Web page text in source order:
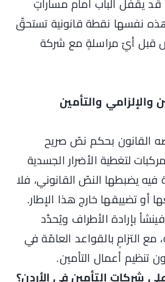
قد يقفل الباب أمام مساراتٍ
نفسها نقطة قانونية تستحقّ
قبل أيّ مراسلةٍ مع شركة
والإلزامي والتأمين
القانون بحكم نصّ صريح
لتغطية الأضرار الجسدية
فيه يضبطها النصّ القانوني، فلا
أو تضييقها خارج هذا الإطار.
فينشأ بإرادة الأطراف ويُحدَّد
مع التزامٍ بالقواعد العامّة في
تنظيم أعمال التأمين.
شركات التأمين في الأردن؟